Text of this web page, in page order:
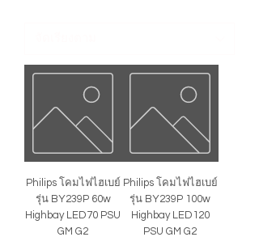
Philips โคมไฟไฮเบย์
รุ่น BY239P 60w
Highbay LED70 PSU
GM G2
Philips โคมไฟไฮเบย์
รุ่น BY239P 100w
Highbay LED120
PSU GM G2